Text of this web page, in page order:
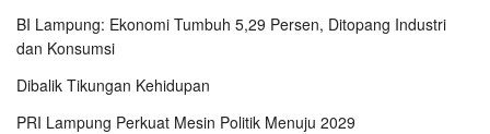
BI Lampung: Ekonomi Tumbuh 5,29 Persen, Ditopang Industri
dan Konsumsi
Dibalik Tikungan Kehidupan
PRI Lampung Perkuat Mesin Politik Menuju 2029